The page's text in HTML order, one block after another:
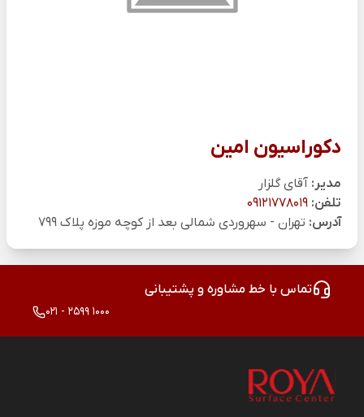
دکوراسیون امین
مدیر: آقای گلزار
تلفن: 09121778019
آدرس: تهران - سهروردی شمالی بعد از کوچه موزه پلاک 799
تماس با خط مشاوره و پشتیبانی
021 - 2599 1000